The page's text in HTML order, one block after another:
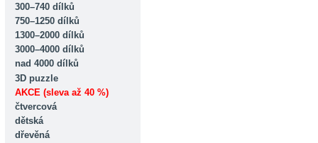
300–740 dílků
750–1250 dílků
1300–2000 dílků
3000–4000 dílků
nad 4000 dílků
3D puzzle
AKCE (sleva až 40 %)
čtvercová
dětská
dřevěná